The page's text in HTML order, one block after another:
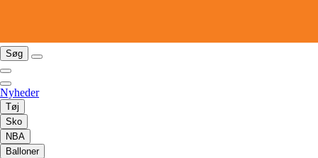
Søg
Nyheder
Tøj
Sko
NBA
Balloner